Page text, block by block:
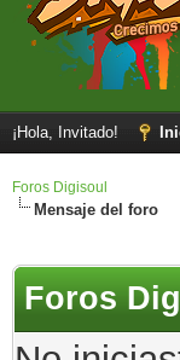
¡Hola, Invitado!
Foros Digisoul
Mensaje del foro
Foros